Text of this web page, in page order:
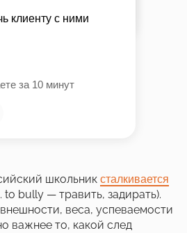
за 10 минут
клиенту с ними
школьник сталкивается
to bully — травить, задирать).
веса, успеваемости
важнее то, какой след